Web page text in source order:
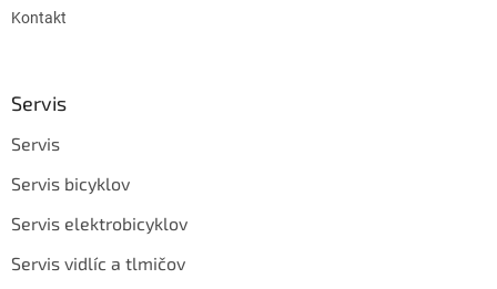
Kontakt
Servis
Servis
Servis bicyklov
Servis elektrobicyklov
Servis vidlíc a tlmičov